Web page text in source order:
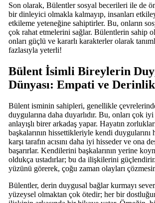
Son olarak, Bülentler sosyal becerileri ile de
bir dinleyici olmakla kalmayıp, insanları
etkileme yeteneğine sahiptirler. Bu, onların
çok rahat etmelerini sağlar. Bülentlerin sahip
onları güçlü ve kararlı karakterler olarak
fazlasıyla yeterli!
Bülent İsimli Bireylerin
Dünyası: Empati ve Derinlik
Bülent isminin sahipleri, genellikle
duygularına daha duyarlıdır. Bu, onları çok
anlayışlı birer arkadaş yapar. Hayatın
başkalarının hissettikleriyle kendi duygularını
karşı tarafın acısını daha iyi hisseder ve ona
başarırlar. Kendilerini başkalarının yerine
oldukça ustadırlar; bu da ilişkilerini
yüzünü görerek, çoğu zaman olayları
Bülentler, derin duygusal bağlar kurmayı
yüzeysel olmaktan çok ötedir; her bir